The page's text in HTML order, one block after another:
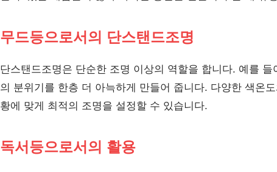
무드등으로서의 단스탠드조명
단스탠드조명은 단순한 조명 이상의 역할을 합니다. 예를
의 분위기를 한층 더 아늑하게 만들어 줍니다. 다양한 색온
황에 맞게 최적의 조명을 설정할 수 있습니다.
독서등으로서의 활용